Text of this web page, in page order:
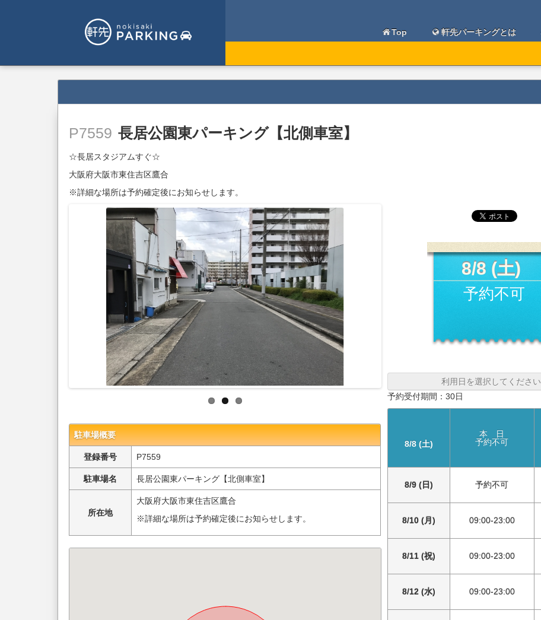
Top 軒先パーキングとは
P7559 長居公園東パーキング【北側車室】
☆長居スタジアムすぐ☆
大阪府大阪市東住吉区鷹合
※詳細な場所は予約確定後にお知らせします。
駐車場概要
登録番号 P7559
駐車場名 長居公園東パーキング【北側車室】
所在地
大阪府大阪市東住吉区鷹合
※詳細な場所は予約確定後にお知らせします。
8/8 (土)
予約不可
利用日を選択してください
予約受付期間：30日
8/8 (土)
本 日
予約不可
8/9 (日) 予約不可
8/10 (月) 09:00-23:00
8/11 (祝) 09:00-23:00
8/12 (水) 09:00-23:00